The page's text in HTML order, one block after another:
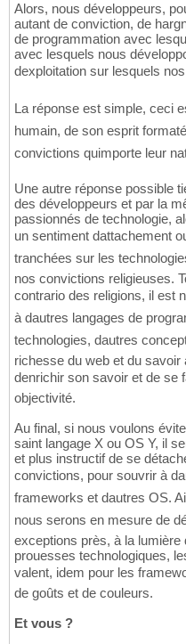
Alors, nous développeurs,
autant de conviction, de
de programmation avec
avec lesquels nous
dexploitation sur lesquels
La réponse est simple, ceci
humain, de son esprit
convictions quimporte leur
Une autre réponse possible
des développeurs et par la
passionnés de technologie,
un sentiment dattachement
tranchées sur les
nos convictions religieuses.
contrario des religions, il est
à dautres langages de
technologies, dautres
richesse du web et du savoir
denrichir son savoir et de
objectivité.
Au final, si nous voulons
saint langage X ou OS Y, il
et plus instructif de se
convictions, pour souvrir à
frameworks et dautres OS.
nous serons en mesure de
exceptions près, à la
prouesses technologiques,
valent, idem pour les
de goûts et de couleurs.
Et vous ?